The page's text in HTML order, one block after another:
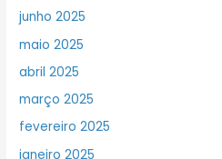
junho 2025
maio 2025
abril 2025
março 2025
fevereiro 2025
janeiro 2025